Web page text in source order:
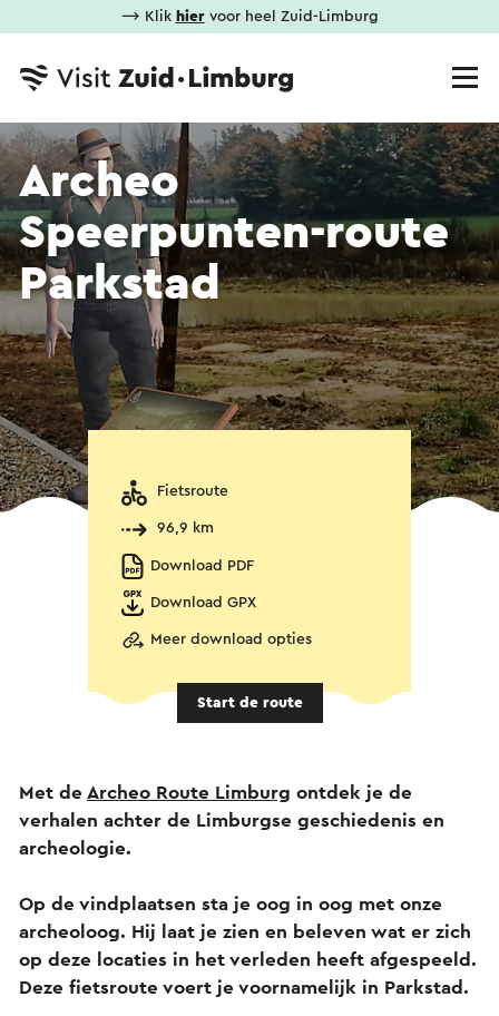
⟶ Klik hiervoor heel Zuid-Limburg
Archeo
Speerpunten-route
Parkstad
Fietsroute
96,9 km
Download PDF
Download GPX
Meer download opties
Start de route
Met de Archeo Route Limburg ontdek je de
verhalen achter de Limburgse geschiedenis en
archeologie.
Op de vindplaatsen sta je oog in oog met onze
archeoloog. Hij laat je zien en beleven wat er zich
op deze locaties in het verleden heeft afgespeeld.
Deze fietsroute voert je voornamelijk in Parkstad.